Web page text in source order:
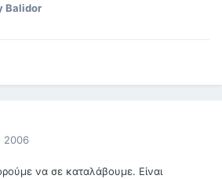
Balidor
2006
να σε καταλάβουμε. Είναι